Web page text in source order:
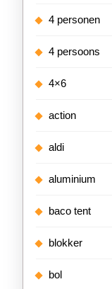
4 personen
4 persoons
4×6
action
aldi
aluminium
baco tent
blokker
bol